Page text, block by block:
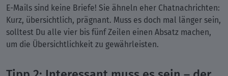
E-Mails sind keine Briefe! Sie ähneln eher Chatnachrichten:
Kurz, übersichtlich, prägnant. Muss es doch mal länger sein,
solltest Du alle vier bis fünf Zeilen einen Absatz machen,
um die Übersichtlichkeit zu gewährleisten.